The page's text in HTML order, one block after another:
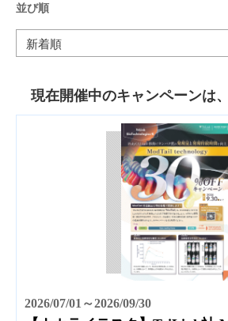
並び順
現在開催中のキャンペーンは、
2026/07/01～2026/09/30